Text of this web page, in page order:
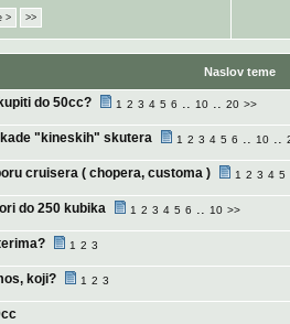
> >>
Naslov teme
do 50cc? 1 2 3 4 5 6 10 20 >>
"kineskih" skutera 1 2 3 4 5 6 10
cruisera ( chopera, customa ) 1 2 3 4 5
do 250 kubika 1 2 3 4 5 6 10 >>
1 2 3
koji? 1 2 3